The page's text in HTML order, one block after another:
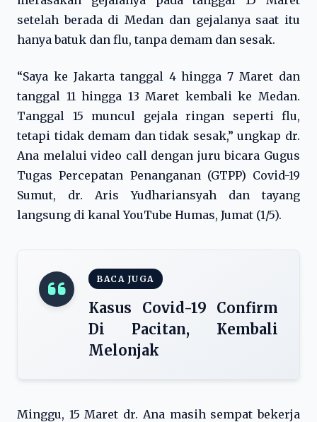
setelah berada di Medan dan gejalanya saat itu
hanya batuk dan flu, tanpa demam dan sesak.
“Saya ke Jakarta tanggal 4 hingga 7 Maret dan
tanggal 11 hingga 13 Maret kembali ke Medan.
Tanggal 15 muncul gejala ringan seperti flu,
tetapi tidak demam dan tidak sesak,” ungkap dr.
Ana melalui video call dengan juru bicara Gugus
Tugas Percepatan Penanganan (GTPP) Covid-19
Sumut, dr. Aris Yudhariansyah dan tayang
langsung di kanal YouTube Humas, Jumat (1/5).
BACA JUGA
Kasus Covid-19 Confirm
Di Pacitan, Kembali
Melonjak
Minggu, 15 Maret dr. Ana masih sempat bekerja